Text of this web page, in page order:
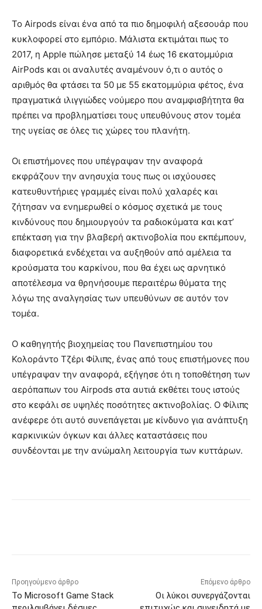
Το Airpods είναι ένα από τα πιο δημοφιλή αξεσουάρ που
κυκλοφορεί στο εμπόριο. Μάλιστα εκτιμάται πως το
2017, η Apple πώλησε μεταξύ 14 έως 16 εκατομμύρια
AirPods και οι αναλυτές αναμένουν ό,τι ο αυτός ο
αριθμός θα φτάσει τα 50 με 55 εκατομμύρια φέτος, ένα
πραγματικά ιλιγγιώδες νούμερο που αναμφισβήτητα θα
πρέπει να προβληματίσει τους υπευθύνους στον τομέα
της υγείας σε όλες τις χώρες του πλανήτη.
Οι επιστήμονες που υπέγραψαν την αναφορά
εκφράζουν την ανησυχία τους πως οι ισχύουσες
κατευθυντήριες γραμμές είναι πολύ χαλαρές και
ζήτησαν να ενημερωθεί ο κόσμος σχετικά με τους
κινδύνους που δημιουργούν τα ραδιοκύματα και κατ’
επέκταση για την βλαβερή ακτινοβολία που εκπέμπουν,
διαφορετικά ενδέχεται να αυξηθούν από αμέλεια τα
κρούσματα του καρκίνου, που θα έχει ως αρνητικό
αποτέλεσμα να θρηνήσουμε περαιτέρω θύματα της
λόγω της αναλγησίας των υπευθύνων σε αυτόν τον
τομέα.
Ο καθηγητής βιοχημείας του Πανεπιστημίου του
Κολοράντο Τζέρι Φίλιπς, ένας από τους επιστήμονες που
υπέγραψαν την αναφορά, εξήγησε ότι η τοποθέτηση των
αερόπαπων του Airpods στα αυτιά εκθέτει τους ιστούς
στο κεφάλι σε υψηλές ποσότητες ακτινοβολίας. Ο Φίλιπς
ανέφερε ότι αυτό συνεπάγεται με κίνδυνο για ανάπτυξη
καρκινικών όγκων και άλλες καταστάσεις που
συνδέονται με την ανώμαλη λειτουργία των κυττάρων.
Προηγούμενο άρθρο
Το Microsoft Game Stack
Επόμενο άρθρο
Οι λύκοι συνεργάζονται